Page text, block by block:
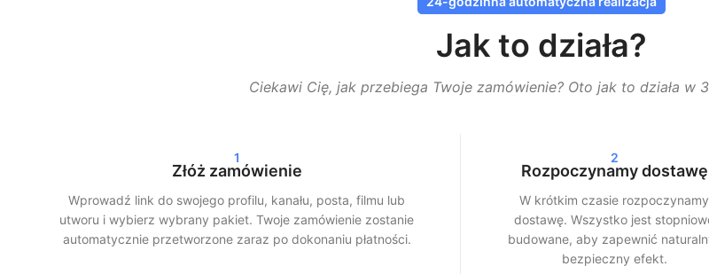
godzin. Niezależnie od tego, czy wybierzesz kupowanie obserwujących na Instagramie, wyświetleń na TikToku czy
Większy zasięg i wiarygodność w mediach społecznościowych
Większa liczba obserwujących i interakcji nie tylko sprawia, że Twój profil wygląda lepiej, ale także zwiększa zasięg.
szerszej publiczności, gdy istnieje już zaangażowanie.
Jak to działa?
Ciekawi Cię, jak przebiega Twoje zamówienie? Oto jak to działa w
1
Złóż zamówienie
Wprowadź link do swojego profilu, kanału, posta, filmu lub
utworu i wybierz wybrany pakiet. Twoje zamówienie zostanie
automatycznie przetworzone zaraz po dokonaniu płatności.
2
Rozpoczynamy dostawę
W krótkim czasie rozpoczynamy
dostawę. Wszystko jest
budowane, aby zapewnić
bezpieczny efekt.